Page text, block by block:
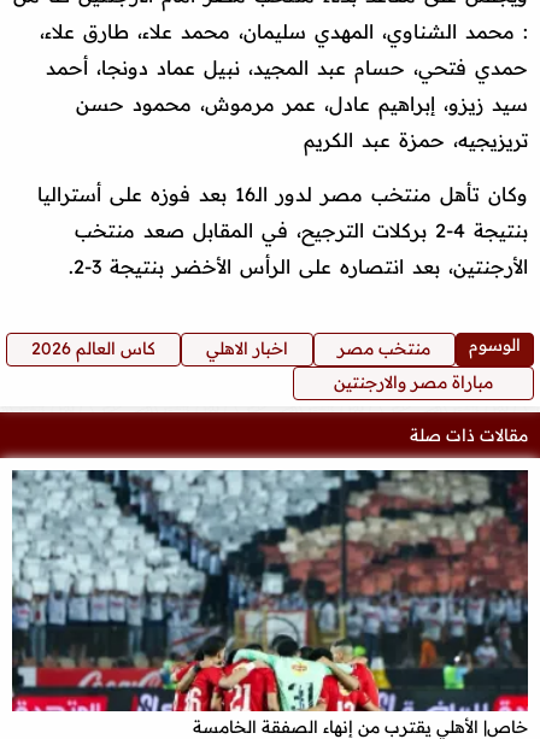
: محمد الشناوي، المهدي سليمان، محمد علاء، طارق علاء،
حمدي فتحي، حسام عبد المجيد، نبيل عماد دونجا، أحمد
سيد زيزو، إبراهيم عادل، عمر مرموش، محمود حسن
تريزيجيه، حمزة عبد الكريم
وكان تأهل منتخب مصر لدور الـ16 بعد فوزه على أستراليا
بنتيجة 4-2 بركلات الترجيح، في المقابل صعد منتخب
الأرجنتين، بعد انتصاره على الرأس الأخضر بنتيجة 3-2.
الوسوم منتخب مصر اخبار الاهلي
كاس العالم 2026
مباراة مصر والارجنتين
مقالات ذات صلة
خاص| الأهلي يقترب من إنهاء الصفقة الخامسة